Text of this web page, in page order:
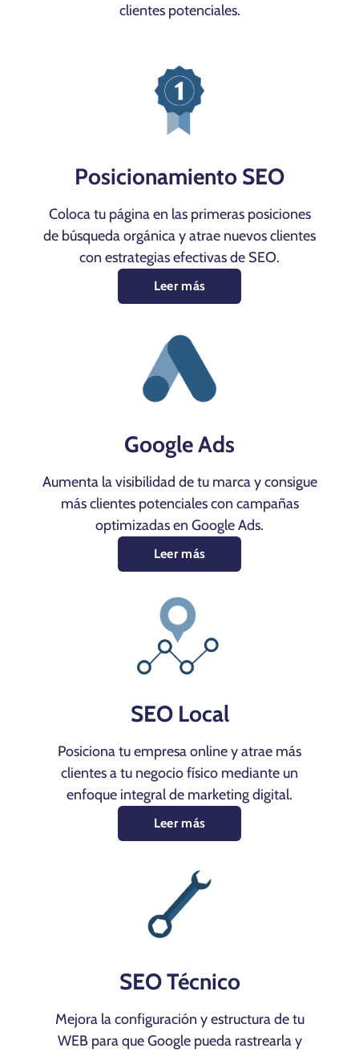
clientes potenciales.
Posicionamiento SEO
Coloca tu página en las primeras posiciones
de búsqueda orgánica y atrae nuevos clientes
con estrategias efectivas de SEO.
Leer más
Google Ads
Aumenta la visibilidad de tu marca y consigue
más clientes potenciales con campañas
optimizadas en Google Ads.
Leer más
SEO Local
Posiciona tu empresa online y atrae más
clientes a tu negocio físico mediante un
enfoque integral de marketing digital.
Leer más
SEO Técnico
Mejora la configuración y estructura de tu
WEB para que Google pueda rastrearla y